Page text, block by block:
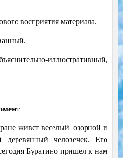
восприятия материала.
иллюстративный,
живет веселый, озорной и
деревянный человечек. Его
Буратино пришел к нам